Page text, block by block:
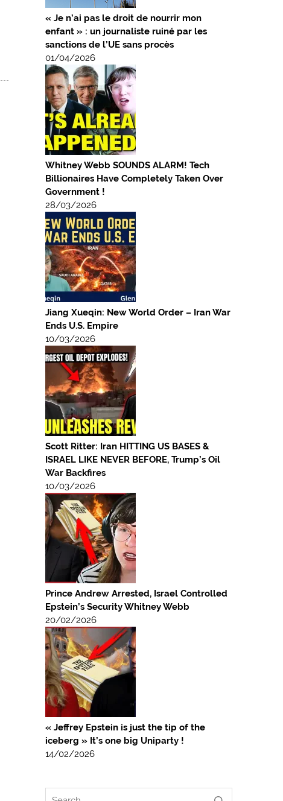
« Je n’ai pas le droit de nourrir mon
enfant » : un journaliste ruiné par les
sanctions de l’UE sans procès
01/04/2026
Whitney Webb SOUNDS ALARM! Tech
Billionaires Have Completely Taken Over
Government !
28/03/2026
Jiang Xueqin: New World Order – Iran War
Ends U.S. Empire
10/03/2026
Scott Ritter: Iran HITTING US BASES &
ISRAEL LIKE NEVER BEFORE, Trump’s Oil
War Backfires
10/03/2026
Prince Andrew Arrested, Israel Controlled
Epstein’s Security Whitney Webb
20/02/2026
« Jeffrey Epstein is just the tip of the
iceberg » It’s one big Uniparty !
14/02/2026